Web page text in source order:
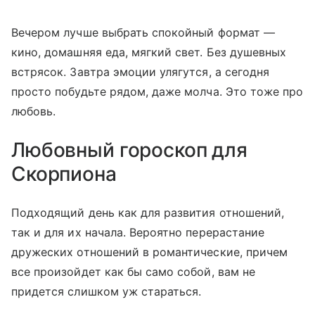
Вечером лучше выбрать спокойный формат —
кино, домашняя еда, мягкий свет. Без душевных
встрясок. Завтра эмоции улягутся, а сегодня
просто побудьте рядом, даже молча. Это тоже про
любовь.
Любовный гороскоп для
Скорпиона
Подходящий день как для развития отношений,
так и для их начала. Вероятно перерастание
дружеских отношений в романтические, причем
все произойдет как бы само собой, вам не
придется слишком уж стараться.